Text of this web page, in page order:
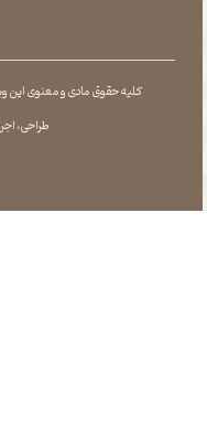
کلیه حقوق مادی و معنوی این
طراحی ،